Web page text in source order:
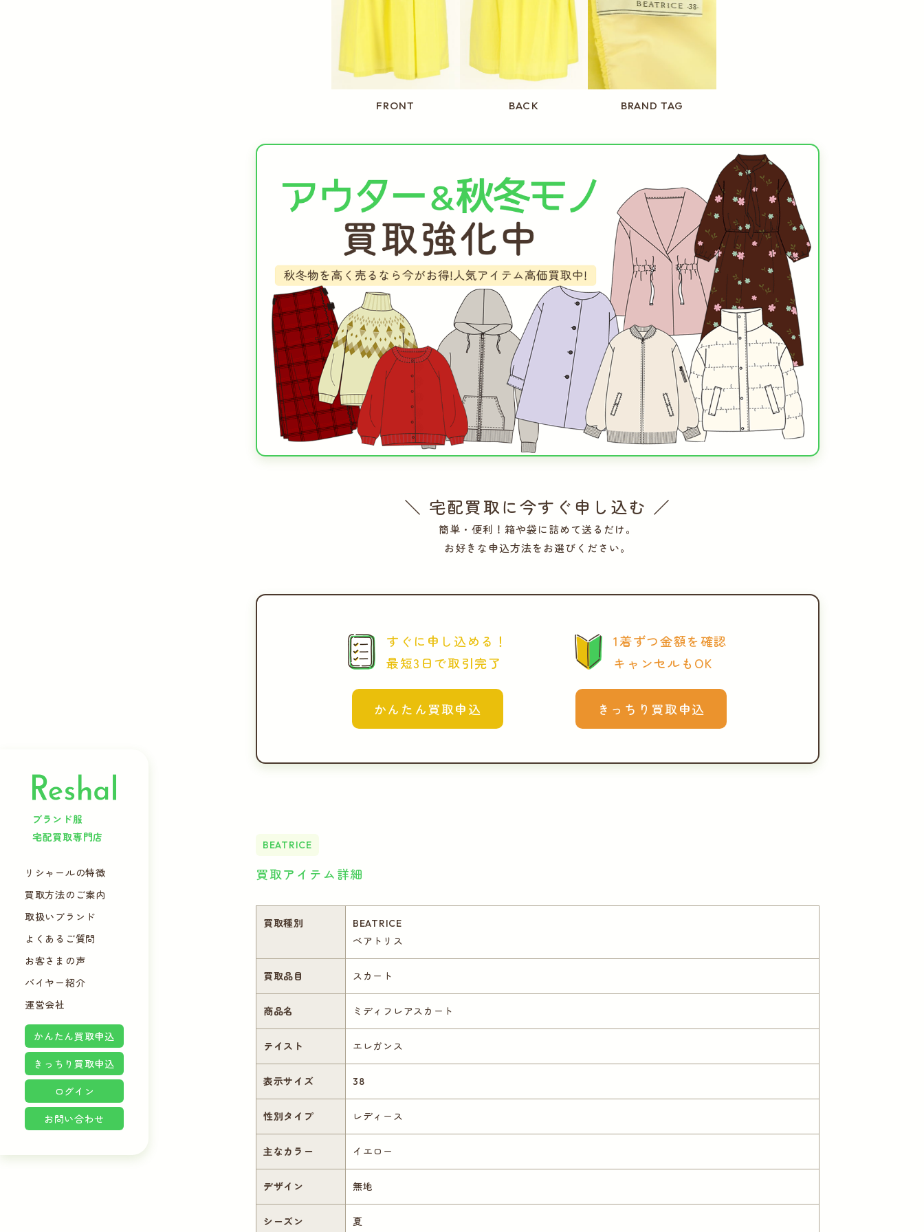
ブランド服
宅配買取専門店
リシャールの特徴
買取方法のご案内
取扱いブランド
よくあるご質問
お客さまの声
バイヤー紹介
運営会社
かんたん買取申込
きっちり買取申込
ログイン
お問い合わせ
FRONT BACK BRAND TAG
＼ 宅配買取に今すぐ申し込む ／
簡単・便利！箱や袋に詰めて送るだけ。
お好きな申込方法をお選びください。
すぐに申し込める！
最短3日で取引完了
かんたん買取申込
1着ずつ金額を確認
キャンセルもOK
きっちり買取申込
BEATRICE
買取アイテム詳細
買取種別
BEATRICE
ベアトリス
買取品目 スカート
商品名 ミディフレアスカート
テイスト エレガンス
表示サイズ 38
性別タイプ レディース
主なカラー イエロー
デザイン 無地
シーズン 夏